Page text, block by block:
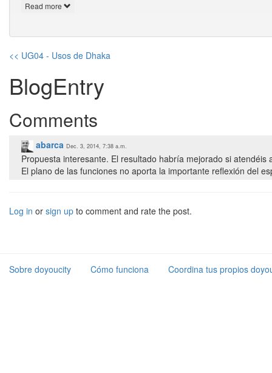
Read more
<< UG04 - Usos de Dhaka
BlogEntry
Comments
abarca Dec. 3, 2014, 7:38 a.m.
Propuesta interesante. El resultado habría mejorado si
El plano de las funciones no aporta la importante reflexión del
Log in or sign up to comment and rate the post.
Sobre doyoucity Cómo funciona Coordina tus propios